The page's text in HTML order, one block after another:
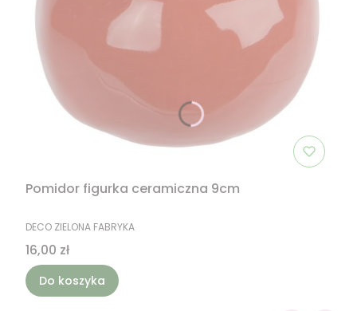
Pomidor figurka ceramiczna 9cm
PRODUCENT
DECO ZIELONA FABRYKA
Cena
16,00 zł
Do koszyka